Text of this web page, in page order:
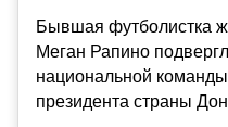
Бывшая футболистка
Меган Рапино
национальной
президента страны